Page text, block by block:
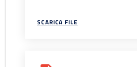
SCARICA FILE